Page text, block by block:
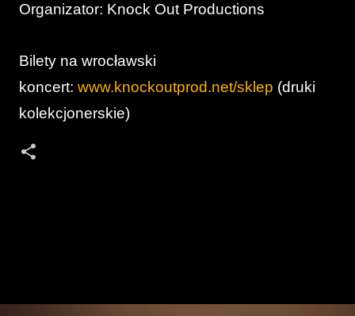
Organizator: Knock Out Productions
Bilety na wrocławski
koncert: www.knockoutprod.net/sklep (druki
kolekcjonerskie)